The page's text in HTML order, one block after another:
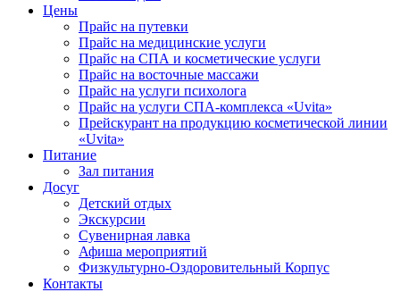
Цены
Прайс на путевки
Прайс на медицинские услуги
Прайс на СПА и косметические услуги
Прайс на восточные массажи
Прайс на услуги психолога
Прайс на услуги СПА-комплекса «Uvita»
Прейскурант на продукцию косметической линии
«Uvita»
Питание
Зал питания
Досуг
Детский отдых
Экскурсии
Сувенирная лавка
Афиша мероприятий
Физкультурно-Оздоровительный Корпус
Контакты